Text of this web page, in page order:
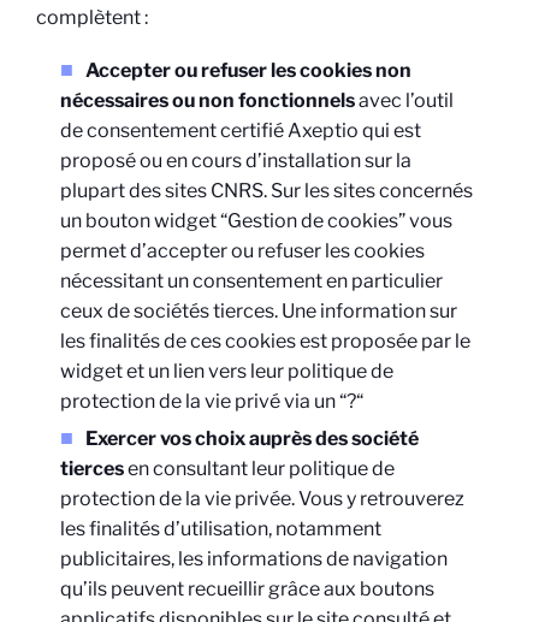
complètent :
Accepter ou refuser les cookies non
nécessaires ou non fonctionnelsavec l’outil
de consentement certifié Axeptio qui est
proposé ou en cours d’installation sur la
plupart des sites CNRS. Sur les sites concernés
un bouton widget “Gestion de cookies” vous
permet d’accepter ou refuser les cookies
nécessitant un consentement en particulier
ceux de sociétés tierces. Une information sur
les finalités de ces cookies est proposée par le
widget et un lien vers leur politique de
protection de la vie privé via un “?“
Exercer vos choix auprès des société
tiercesen consultant leur politique de
protection de la vie privée. Vous y retrouverez
les finalités d’utilisation, notamment
publicitaires, les informations de navigation
qu’ils peuvent recueillir grâce aux boutons